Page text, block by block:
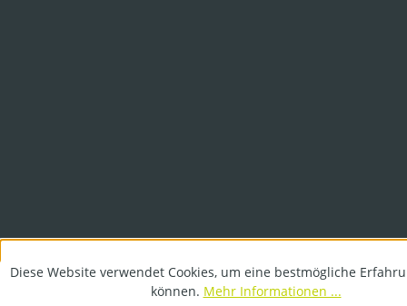
Diese Website verwendet Cookies, um eine bestmögliche
können. Mehr Informationen ...